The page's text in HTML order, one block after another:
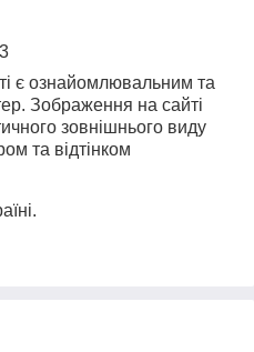
3
є ознайомлювальним та
Зображення на сайті
зовнішнього виду
та відтінком